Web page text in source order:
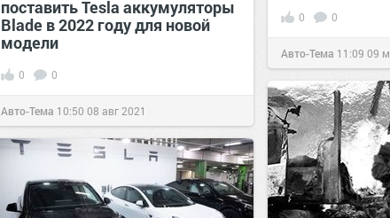
0 0
Авто-Тема 11:09 09
поставить Tesla аккумуляторы
Blade в 2022 году для новой
модели
0 0
Авто-Тема 10:50 08 авг 2021